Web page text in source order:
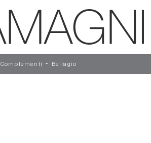
Complementi - Bellagio